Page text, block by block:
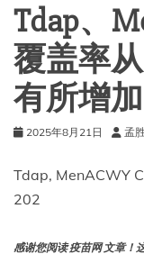
Tdap、
覆盖率从
有所增加
2025年8月21日 孟
Tdap, MenACWY
202
感谢您阅读 疫苗网 文章！